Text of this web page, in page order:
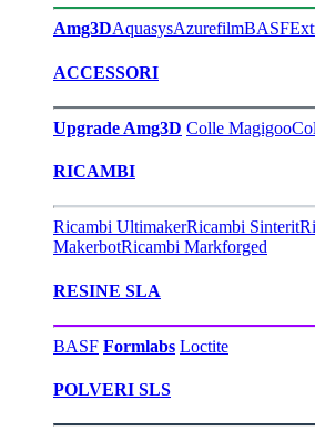
Amg3DAquasysAzurefilmBASF
ACCESSORI
Upgrade Amg3D Colle Magigoo
RICAMBI
Ricambi UltimakerRicambi Sinterit
MakerbotRicambi Markforged
RESINE SLA
BASF Formlabs Loctite
POLVERI SLS